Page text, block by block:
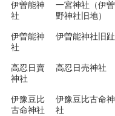
伊曽能神
社
一宮神社（伊曽
野神社旧地）
伊曽能神
社
伊曽能神社旧趾
高忍日賣
神社
高忍日売神社
伊豫豆比
古命神社
伊豫豆比古命神
社